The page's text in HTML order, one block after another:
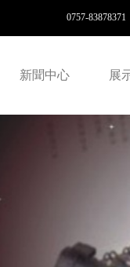
0757-
新聞中心 展